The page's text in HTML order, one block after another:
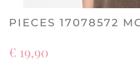
PIECES 17078572
€ 19,90